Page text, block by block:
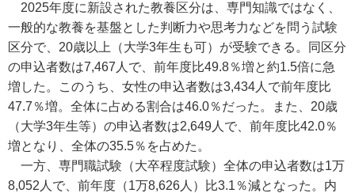
2025年度に新設された教養区分は、専門知識ではなく、
一般的な教養を基盤とした判断力や思考力などを問う試験
区分で、20歳以上（大学3年生も可）が受験できる。同区分
の申込者数は7,467人で、前年度比49.8％増と約1.5倍に急
増した。このうち、女性の申込者数は3,434人で前年度比
47.7％増。全体に占める割合は46.0％だった。また、20歳
（大学3年生等）の申込者数は2,649人で、前年度比42.0％
増となり、全体の35.5％を占めた。
一方、専門職試験（大卒程度試験）全体の申込者数は1万
8,052人で、前年度（1万8,626人）比3.1％減となった。内